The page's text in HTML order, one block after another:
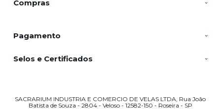
Compras
Pagamento
Selos e Certificados
SACRARIUM INDUSTRIA E COMERCIO DE VELAS LTDA, Rua João
Batista de Souza - 2804 - Veloso - 12582-150 - Roseira - SP